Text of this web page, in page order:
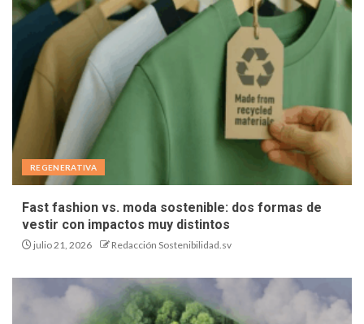
REGENERATIVA
Fast fashion vs. moda sostenible: dos formas de
vestir con impactos muy distintos
julio 21, 2026 Redacción Sostenibilidad.sv